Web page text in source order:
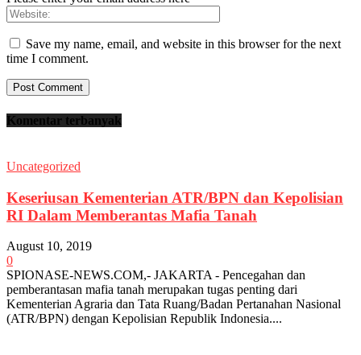
Save my name, email, and website in this browser for the next
time I comment.
Komentar terbanyak
Uncategorized
Keseriusan Kementerian ATR/BPN dan Kepolisian
RI Dalam Memberantas Mafia Tanah
August 10, 2019
0
SPIONASE-NEWS.COM,- JAKARTA - Pencegahan dan
pemberantasan mafia tanah merupakan tugas penting dari
Kementerian Agraria dan Tata Ruang/Badan Pertanahan Nasional
(ATR/BPN) dengan Kepolisian Republik Indonesia....